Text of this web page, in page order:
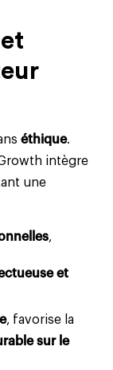
éthique.
intègre
une
,
et
, favorise la
sur le